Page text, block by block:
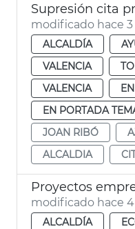
Supresión cita
modificado hace 3
ALCALDÍA
VALENCIA
VALENCIA
EN PORTADA
JOAN RIBÓ
ALCALDIA
Proyectos
modificado hace
ALCALDÍA